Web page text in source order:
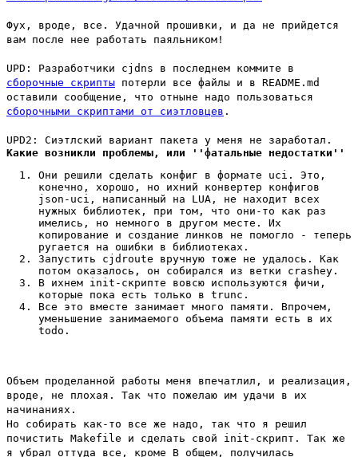
Фух, вроде, все. Удачной прошивки, и да не прийдется
вам после нее работать паяльником!
UPD: Разработчики cjdns в последнем коммите в
сборочные скрипты потерли все файлы и в README.md
оставили сообщение, что отныне надо пользоваться
сборочными скриптами от сиэтловцев .
UPD2: Сиэтлский вариант пакета у меня не заработал.
Какие возникли проблемы, или ''фатальные недостатки''
Они решили сделать конфиг в формате uci. Это,
конечно, хорошо, но ихний конвертер конфигов
json-uci, написанный на LUA, не находит всех
нужных библиотек, при том, что они-то как раз
имелись, но немного в другом месте. Их
копирование и создание линков не помогло - теперь
ругается на ошибки в библиотеках.
Запустить cjdroute вручную тоже не удалось. Как
потом оказалось, он собирался из ветки crashey.
В ихнем init-скрипте вовсю используются фичи,
которые пока есть только в trunc.
Все это вместе занимает много памяти. Впрочем,
уменьшение занимаемого объема памяти есть в их
todo.
Объем проделанной работы меня впечатлил, и реализация,
вроде, не плохая. Так что пожелаю им удачи в их
начинаниях.
Но собирать как-то все же надо, так что я решил
почистить Makefile и сделать свой init-скрипт. Так же
я убрал оттуда все, кроме В общем, получилась